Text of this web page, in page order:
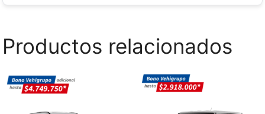
Productos relacionados